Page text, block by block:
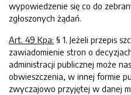
wypowiedzenie się co do
zgłoszonych żądań.
Art. 49 Kpa: § 1. Jeżeli przepis
zawiadomienie stron o
administracji publicznej może
obwieszczenia, w innej formie
zwyczajowo przyjętej w danej